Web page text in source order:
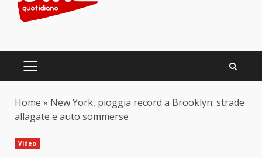
PRIMARY
Home » New York, pioggia record a Brooklyn: strade
allagate e auto sommerse
Video